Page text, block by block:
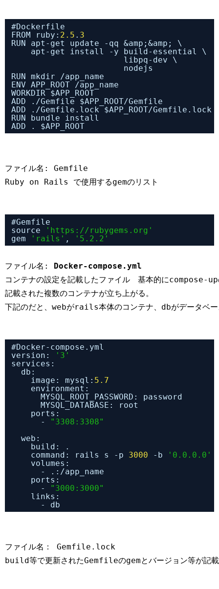
#Dockerfile
FROM ruby: 2.5 . 3
RUN apt-get update -qq &amp;&amp; \
apt-get install -y build-essential \
libpq-dev \
nodejs
RUN mkdir /app_name
ENV APP_ROOT /app_name
WORKDIR $APP_ROOT
ADD ./Gemfile $APP_ROOT/Gemfile
ADD ./Gemfile.lock $APP_ROOT/Gemfile.lock
RUN bundle install
ADD . $APP_ROOT
ファイル名: Gemfile
Ruby on Rails で使用するgemのリスト
#Gemfile
source
' https://rubygems.org '
gem
'rails' , '5.2.2'
ファイル名: Docker-compose.yml
コンテナの設定を記載したファイル　基本的にcompose-
記載された複数のコンテナが立ち上がる。
下記のだと、webがrails本体のコンテナ、dbがデータベー
#Docker-compose.yml
version:
'3'
services:
db:
image: mysql: 5.7
environment:
MYSQL_ROOT_PASSWORD: password
MYSQL_DATABASE: root
ports:
-
"3308:3308"
web:
build: .
command: rails s -p 3000 -b
'0.0.0.0'
volumes:
- .:/app_name
ports:
-
"3000:3000"
links:
- db
ファイル名： Gemfile.lock
build等で更新されたGemfileのgemとバージョン等が記載